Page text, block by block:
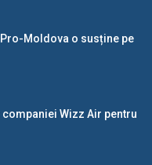
Moldova o susține pe
Wizz Air pentru